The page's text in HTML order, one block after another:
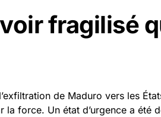
fragilisé
de Maduro vers les
la force. Un état d’urgence a été